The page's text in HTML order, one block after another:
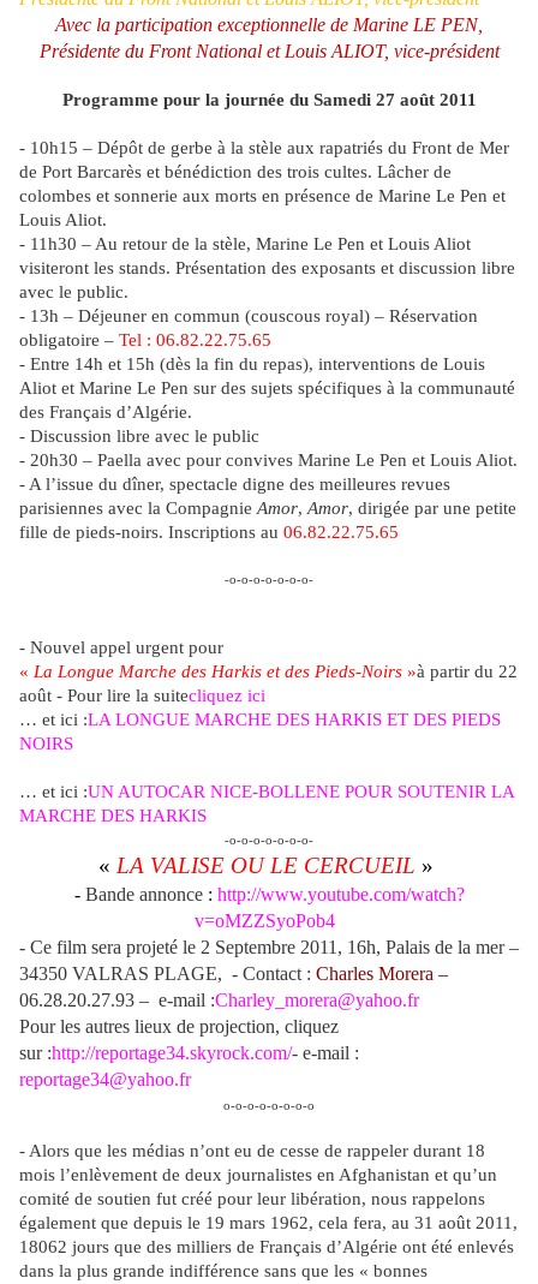
Avec la participation exceptionnelle de Marine LE PEN,
Présidente du Front National et Louis ALIOT, vice-président
Programme pour la journée du Samedi 27 août 2011
- 10h15 – Dépôt de gerbe à la stèle aux rapatriés du Front de Mer
de Port Barcarès et bénédiction des trois cultes. Lâcher de
colombes et sonnerie aux morts en présence de Marine Le Pen et
Louis Aliot.
- 11h30 – Au retour de la stèle, Marine Le Pen et Louis Aliot
visiteront les stands. Présentation des exposants et discussion libre
avec le public.
- 13h – Déjeuner en commun (couscous royal) – Réservation
obligatoire – Tel : 06.82.22.75.65
- Entre 14h et 15h (dès la fin du repas), interventions de Louis
Aliot et Marine Le Pen sur des sujets spécifiques à la communauté
des Français d’Algérie.
- Discussion libre avec le public
- 20h30 – Paella avec pour convives Marine Le Pen et Louis Aliot.
-A l’issue du dîner, spectacle digne des meilleures revues
parisiennes avec la CompagnieAmor,Amor, dirigée par une petite
fille de pieds-noirs. Inscriptions au 06.82.22.75.65
-o-o-o-o-o-o-o-
- Nouvel appel urgent pour
« La Longue Marche des Harkis et des Pieds-Noirs »à partir du 22
août - Pour lire la suitecliquez ici
… et ici :LA LONGUE MARCHE DES HARKIS ET DES PIEDS
NOIRS
… et ici :UN AUTOCAR NICE-BOLLENE POUR SOUTENIR LA
MARCHE DES HARKIS
-o-o-o-o-o-o-o-
« LA VALISE OU LE CERCUEIL »
-Bande annonce : http://www.youtube.com/watch?
v=oMZZSyoPob4
- Ce film sera projeté le 2 Septembre 2011, 16h, Palais de la mer –
34350 VALRAS PLAGE, - Contact : Charles Morera –
06.28.20.27.93 – e-mail :Charley_morera@yahoo.fr
Pour les autres lieux de projection, cliquez
sur :http://reportage34.skyrock.com/- e-mail :
reportage34@yahoo.fr
o-o-o-o-o-o-o-o
- Alors que les médias n’ont eu de cesse de rappeler durant 18
mois l’enlèvement de deux journalistes en Afghanistan et qu’un
comité de soutien fut créé pour leur libération, nous rappelons
également que depuis le 19 mars 1962, cela fera, au 31 août 2011,
18062 jours que des milliers de Français d’Algérie ont été enlevés
dans la plus grande indifférence sans que les « bonnes